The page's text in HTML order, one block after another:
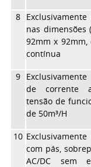
8
nas
92mm x
contínua
9
de corrente
tensão de
de 50m³/H
10
com pás,
AC/DC sem